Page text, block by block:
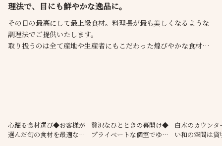
理法で、目にも鮮やかな逸品に。
その日の最高にして最上級食材。料理長が最も美しくなるような
調理法でご提供いたします。
取り扱うのは全て産地や生産者にもこだわった煌びやかな食材。
心躍る食材選び◆お客様が
選んだ旬の食材を最適な調
贅沢なひとときの幕開け◆
プライベートな個室でゆっ
白木のカウン
い和の空間は貸